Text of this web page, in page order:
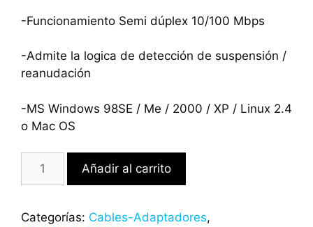
-Funcionamiento Semi dúplex 10/100 Mbps
-Admite la logica de detección de suspensión /
reanudación
-MS Windows 98SE / Me / 2000 / XP / Linux 2.4
o Mac OS
Añadir al carrito
Categorías: Cables-Adaptadores,